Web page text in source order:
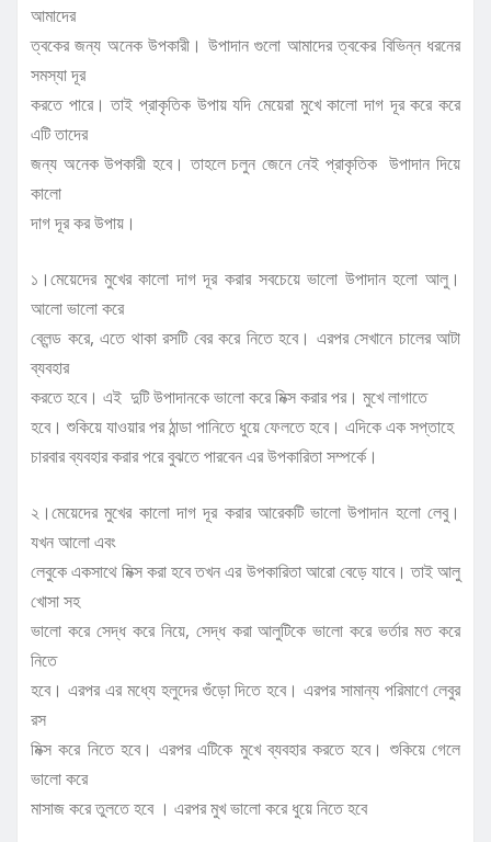
আমাদের
ত্বকের জন্য অনেক উপকারী। উপাদান গুলো আমাদের ত্বকের বিভিন্ন ধরনের
সমস্যা দূর
করতে পারে। তাই প্রাকৃতিক উপায় যদি মেয়েরা মুখে কালো দাগ দূর করে করে
এটি তাদের
জন্য অনেক উপকারী হবে। তাহলে চলুন জেনে নেই প্রাকৃতিক উপাদান দিয়ে
কালো
দাগ দূর কর উপায়।
১।মেয়েদের মুখের কালো দাগ দূর করার সবচেয়ে ভালো উপাদান হলো আলু।
আলো ভালো করে
ব্লেন্ড করে, এতে থাকা রসটি বের করে নিতে হবে। এরপর সেখানে চালের আটা
ব্যবহার
করতে হবে। এই দুটি উপাদানকে ভালো করে মিক্স করার পর। মুখে লাগাতে
হবে। শুকিয়ে যাওয়ার পর ঠান্ডা পানিতে ধুয়ে ফেলতে হবে। এদিকে এক সপ্তাহে
চারবার ব্যবহার করার পরে বুঝতে পারবেন এর উপকারিতা সম্পর্কে।
২।মেয়েদের মুখের কালো দাগ দূর করার আরেকটি ভালো উপাদান হলো লেবু।
যখন আলো এবং
লেবুকে একসাথে মিক্স করা হবে তখন এর উপকারিতা আরো বেড়ে যাবে। তাই আলু
খোসা সহ
ভালো করে সেদ্ধ করে নিয়ে, সেদ্ধ করা আলুটিকে ভালো করে ভর্তার মত করে
নিতে
হবে। এরপর এর মধ্যে হলুদের গুঁড়ো দিতে হবে। এরপর সামান্য পরিমাণে লেবুর
রস
মিক্স করে নিতে হবে। এরপর এটিকে মুখে ব্যবহার করতে হবে। শুকিয়ে গেলে
ভালো করে
মাসাজ করে তুলতে হবে । এরপর মুখ ভালো করে ধুয়ে নিতে হবে